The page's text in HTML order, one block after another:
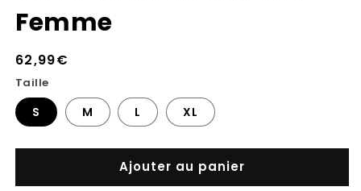
Femme
Prix
habituel
62,99€
Taille
S M L XL
Ajouter au panier